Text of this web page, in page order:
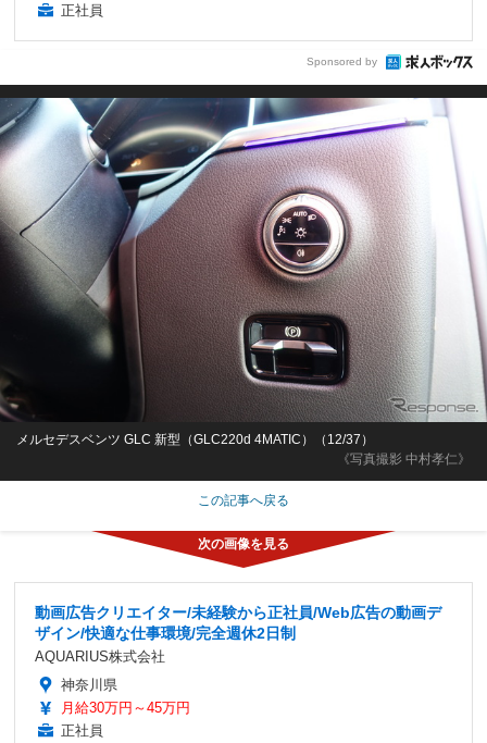
正社員
Sponsored by
《写真撮影 中村孝仁》
メルセデスベンツ GLC 新型（GLC220d 4MATIC）（12/37）
この記事へ戻る
動画広告クリエイター/未経験から正社員/Web広告の動画デ
ザイン/快適な仕事環境/完全週休2日制
AQUARIUS株式会社
神奈川県
月給30万円～45万円
正社員